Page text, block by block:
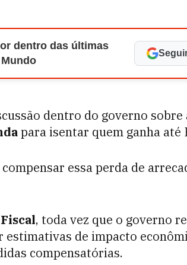
dentro das últimas
dentro do governo sobre
para isentar quem ganha até
essa perda de
, toda vez que o governo
de impacto
compensatórias.